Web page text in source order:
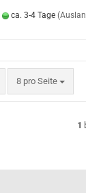
ca. 3-4 Tage
8 pro Seite
pro Seite
1